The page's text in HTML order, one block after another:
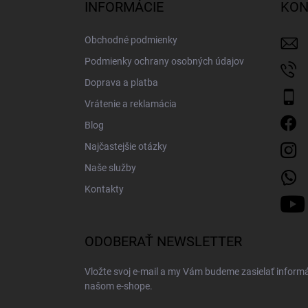
INFORMÁCIE
Obchodné podmienky
Podmienky ochrany osobných údajov
Doprava a platba
Vrátenie a reklamácia
Blog
Najčastejšie otázky
Naše služby
Kontakty
ODOBERAŤ NEWSLETTER
Vložte svoj e-mail a my Vám budeme zasielať
našom e-shope.